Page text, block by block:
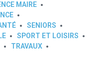
MAIRE
SENIORS
SPORT ET LOISIRS
TRAVAUX